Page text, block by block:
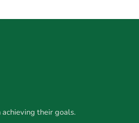
their goals.